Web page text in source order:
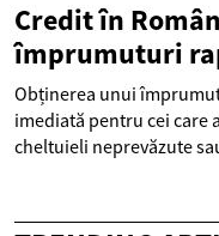
Credit în
împrumuturi
Obținerea unui
imediată pentru cei care
cheltuieli neprevăzute